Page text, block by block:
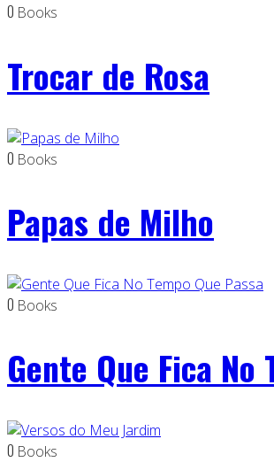
0 Books
Trocar de Rosa
0 Books
Papas de Milho
0 Books
Gente Que Fica No
0 Books